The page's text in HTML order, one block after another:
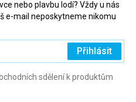
nebo plavbu lodí? Vždy u nás
e-mail neposkytneme nikomu
Přihlásit
sdělení k produktům